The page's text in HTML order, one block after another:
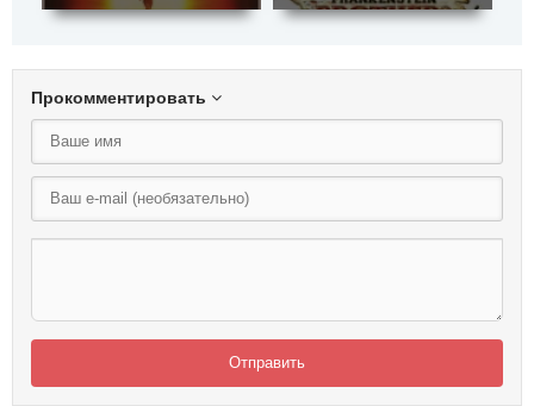
Прокомментировать
Отправить